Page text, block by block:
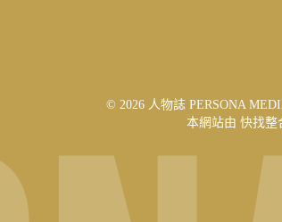
© 2026 人物誌 PERSONA
本網站由 快找整